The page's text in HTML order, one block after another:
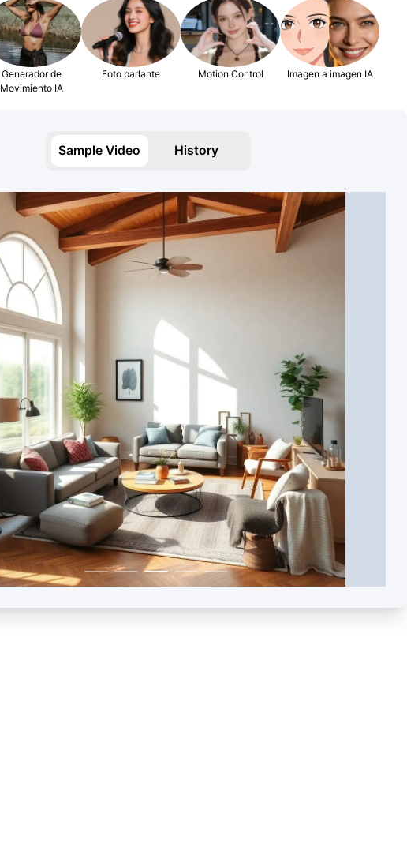
Generador de
Movimiento IA
Foto parlante Motion Control Imagen a imagen IA
Sample Video History